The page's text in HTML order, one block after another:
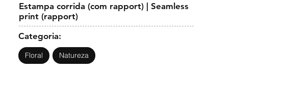
Estampa corrida (com rapport) | Seamless
print (rapport)
Categoria:
Floral Natureza